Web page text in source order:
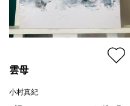
雲母
小村真紀